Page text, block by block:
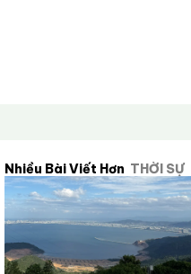
Nhiều Bài Viết Hơn THỜI SỰ